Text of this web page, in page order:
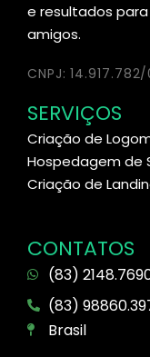
e resultados
amigos.
CNPJ:
SERVIÇOS
Criação de
Hospedagem de
Criação de
CONTATOS
(83)
(83)
Brasil